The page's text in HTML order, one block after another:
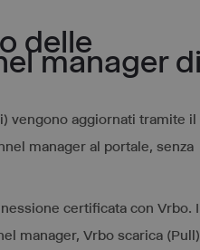
delle
manager di
vengono aggiornati tramite il
manager al portale, senza
certificata con Vrbo.
manager, Vrbo scarica (Pull)